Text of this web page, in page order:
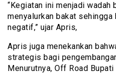
“Kegiatan ini menjadi wadah
menyalurkan bakat
negatif,” ujar Apris,
Apris juga menekankan
strategis bagi
Menurutnya, Off Road